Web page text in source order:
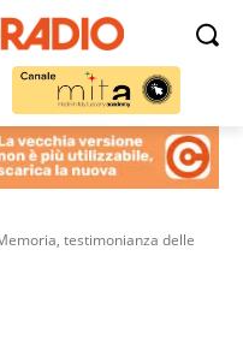
testimonianza delle